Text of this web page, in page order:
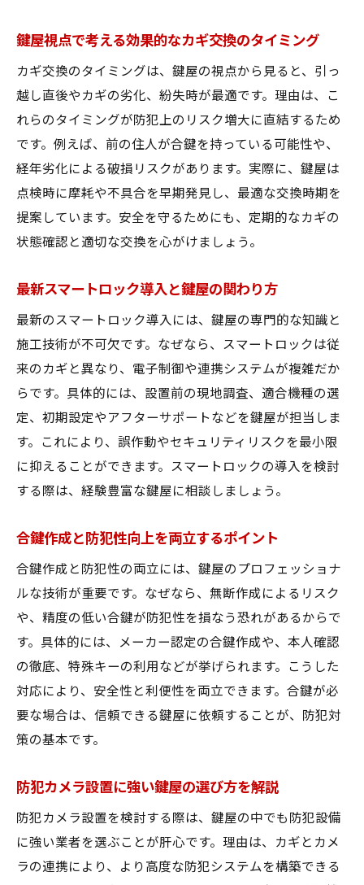
鍵屋視点で考える効果的なカギ交換のタイミング
カギ交換のタイミングは、鍵屋の視点から見ると、引っ
越し直後やカギの劣化、紛失時が最適です。理由は、こ
れらのタイミングが防犯上のリスク増大に直結するため
です。例えば、前の住人が合鍵を持っている可能性や、
経年劣化による破損リスクがあります。実際に、鍵屋は
点検時に摩耗や不具合を早期発見し、最適な交換時期を
提案しています。安全を守るためにも、定期的なカギの
状態確認と適切な交換を心がけましょう。
最新スマートロック導入と鍵屋の関わり方
最新のスマートロック導入には、鍵屋の専門的な知識と
施工技術が不可欠です。なぜなら、スマートロックは従
来のカギと異なり、電子制御や連携システムが複雑だか
らです。具体的には、設置前の現地調査、適合機種の選
定、初期設定やアフターサポートなどを鍵屋が担当しま
す。これにより、誤作動やセキュリティリスクを最小限
に抑えることができます。スマートロックの導入を検討
する際は、経験豊富な鍵屋に相談しましょう。
合鍵作成と防犯性向上を両立するポイント
合鍵作成と防犯性の両立には、鍵屋のプロフェッショナ
ルな技術が重要です。なぜなら、無断作成によるリスク
や、精度の低い合鍵が防犯性を損なう恐れがあるからで
す。具体的には、メーカー認定の合鍵作成や、本人確認
の徹底、特殊キーの利用などが挙げられます。こうした
対応により、安全性と利便性を両立できます。合鍵が必
要な場合は、信頼できる鍵屋に依頼することが、防犯対
策の基本です。
防犯カメラ設置に強い鍵屋の選び方を解説
防犯カメラ設置を検討する際は、鍵屋の中でも防犯設備
に強い業者を選ぶことが肝心です。理由は、カギとカメ
ラの連携により、より高度な防犯システムを構築できる